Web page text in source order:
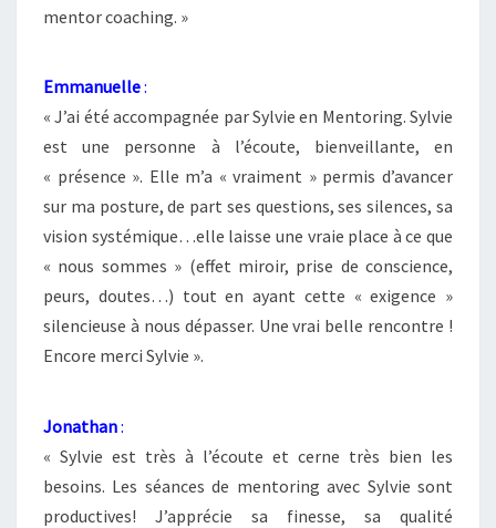
mentor coaching. »
Emmanuelle:
« J’ai été accompagnée par Sylvie en Mentoring. Sylvie
est une personne à l’écoute, bienveillante, en
« présence ». Elle m’a « vraiment » permis d’avancer
sur ma posture, de part ses questions, ses silences, sa
vision systémique…elle laisse une vraie place à ce que
« nous sommes » (effet miroir, prise de conscience,
peurs, doutes…) tout en ayant cette « exigence »
silencieuse à nous dépasser. Une vrai belle rencontre !
Encore merci Sylvie ».
Jonathan:
« Sylvie est très à l’écoute et cerne très bien les
besoins. Les séances de mentoring avec Sylvie sont
productives! J’apprécie sa finesse, sa qualité